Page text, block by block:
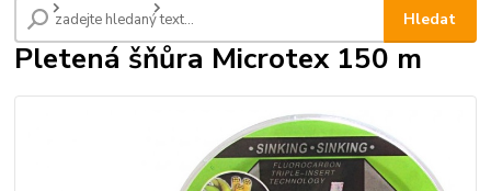
Hledat
Úvod Pletené šnůry
Pletená šňůra Microtex 150 m